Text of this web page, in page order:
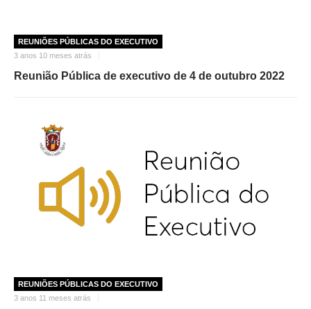
REUNIÕES PÚBLICAS DO EXECUTIVO
3 anos 10 meses atrás
Reunião Pública de executivo de 4 de outubro 2022
REUNIÕES PÚBLICAS DO EXECUTIVO
3 anos 11 meses atrás